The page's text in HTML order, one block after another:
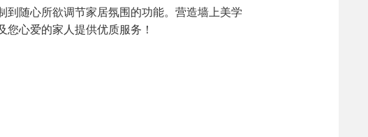
随心所欲调节家居氛围的功能。营造墙上美学
心爱的家人提供优质服务！